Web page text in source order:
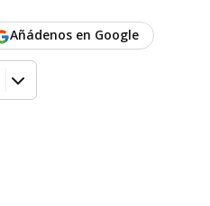
Añádenos en Google